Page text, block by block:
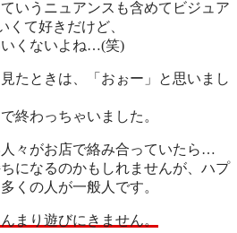
いうニュアンスも含めてビジュア
くて好きだけど、
いくないよね…(笑)
たときは、「 おぉー 」と思いまし
終わっちゃいました。
々がお店で絡み合っていたら…
になるのかもしれませんが、ハプ
くの人が一般人です。
まり遊びにきません。